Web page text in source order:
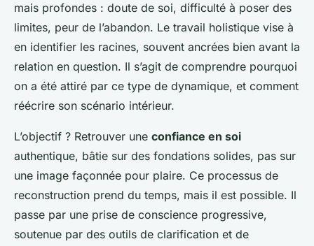
mais profondes : doute de soi, difficulté à poser des
limites, peur de l’abandon. Le travail holistique vise à
en identifier les racines, souvent ancrées bien avant la
relation en question. Il s’agit de comprendre pourquoi
on a été attiré par ce type de dynamique, et comment
réécrire son scénario intérieur.
L’objectif ? Retrouver une confiance en soi
authentique, bâtie sur des fondations solides, pas sur
une image façonnée pour plaire. Ce processus de
reconstruction prend du temps, mais il est possible. Il
passe par une prise de conscience progressive,
soutenue par des outils de clarification et de